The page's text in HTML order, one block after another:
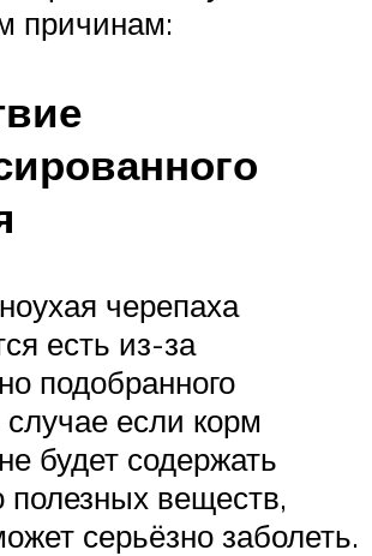
причинам:
черепаха
есть из-за
подобранного
если корм
будет содержать
полезных веществ,
серьёзно заболеть.